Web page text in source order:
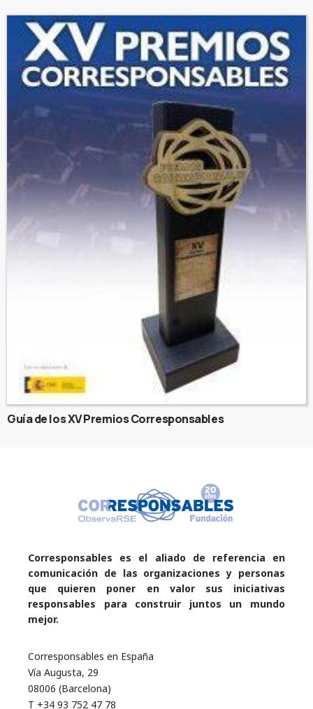
Guía de los XV Premios Corresponsables
Corresponsables es el aliado de referencia en
comunicación de las organizaciones y personas
que quieren poner en valor sus iniciativas
responsables para construir juntos un mundo
mejor.
Corresponsables en España
Vía Augusta, 29
08006 (Barcelona)
T +34 93 752 47 78